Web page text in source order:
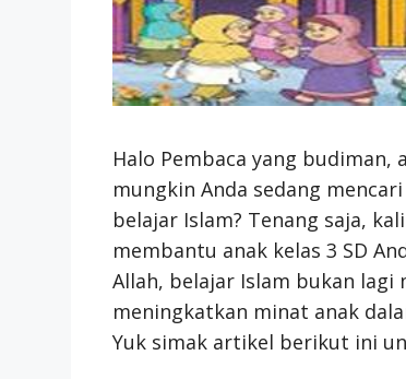
Halo Pembaca yang budiman,
mungkin Anda sedang
belajar Islam? Tenang saja,
membantu anak kelas 3 SD
Allah, belajar Islam bukan lagi
meningkatkan minat anak
Yuk simak artikel berikut ini